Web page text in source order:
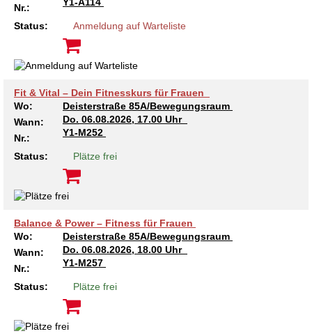
Kindertagesstätte Schneiderberg
Kindertagesstätte Schweriner Straße /
Familienzentrum
Kindertagesstätte Sylter Weg
Kindertagesstätte Tresckowstraße
Kindertagesstätte Wiehbergstraße
Nr.:
Status: Anmeldung auf Warteliste
Fit & Vital – Dein Fitnesskurs für Frauen
Wo:
Deisterstraße 85A/Bewegungsraum
Wann:
Do. 06.08.2026, 17.00 Uhr
Nr.:
Y1-M252
Status: Plätze frei
Balance & Power – Fitness für Frauen
Wo:
Deisterstraße 85A/Bewegungsraum
Wann:
Do. 06.08.2026, 18.00 Uhr
Nr.:
Y1-M257
Status: Plätze frei